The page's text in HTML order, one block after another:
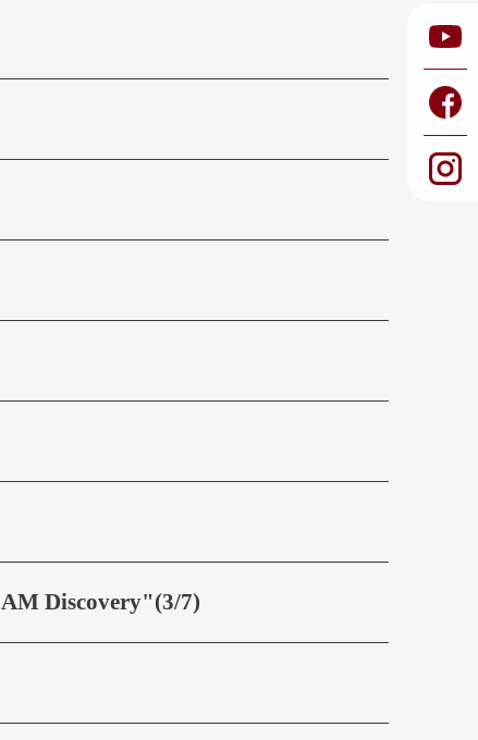
Discovery"(3/7)